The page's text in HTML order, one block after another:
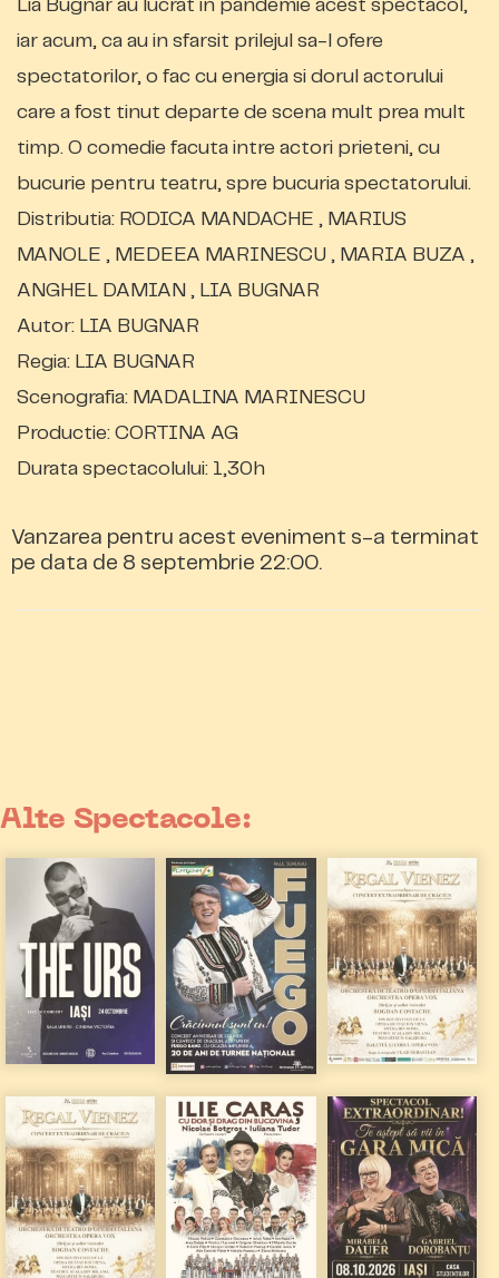
Lia Bugnar au lucrat in pandemie acest spectacol,
iar acum, ca au in sfarsit prilejul sa-l ofere
spectatorilor, o fac cu energia si dorul actorului
care a fost tinut departe de scena mult prea mult
timp. O comedie facuta intre actori prieteni, cu
bucurie pentru teatru, spre bucuria spectatorului.
Distributia: RODICA MANDACHE , MARIUS
MANOLE , MEDEEA MARINESCU , MARIA BUZA ,
ANGHEL DAMIAN , LIA BUGNAR
Autor: LIA BUGNAR
Regia: LIA BUGNAR
Scenografia: MADALINA MARINESCU
Productie: CORTINA AG
Durata spectacolului: 1,30h
Vanzarea pentru acest eveniment s-a terminat
pe data de 8 septembrie 22:00.
Alte Spectacole: